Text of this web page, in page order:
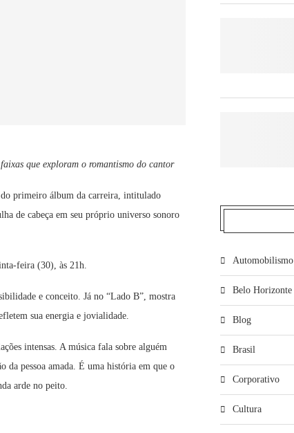
que exploram o romantismo do cantor
primeiro álbum da carreira, intitulado
de cabeça em seu próprio universo sonoro
feira (30), às 21h.
e conceito. Já no “Lado B”, mostra
sua energia e jovialidade.
intensas. A música fala sobre alguém
da pessoa amada. É uma história em que o
arde no peito.
Automobilismo
Belo Horizonte
Blog
Brasil
Corporativo
Cultura